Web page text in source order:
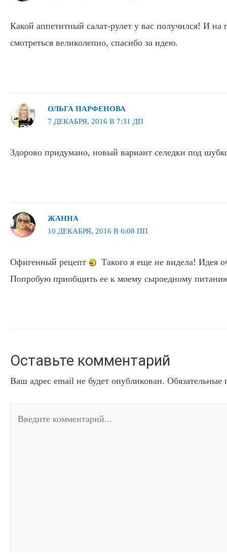
Какой аппетитный салат-рулет у вас получился! И на
смотреться великолепно, спасибо за идею.
ОЛЬГА ПАРФЕНОВА
7 ДЕКАБРЯ, 2016 В 7:31 ДП
Здорово придумано, новый вариант селедки под
ЖАННА
10 ДЕКАБРЯ, 2016 В 6:08 ПП
Офигенный рецепт
Такого я еще не видела! Идея
Попробую приобщить ее к моему сыроедному
Оставьте комментарий
Ваш адрес email не будет опубликован.